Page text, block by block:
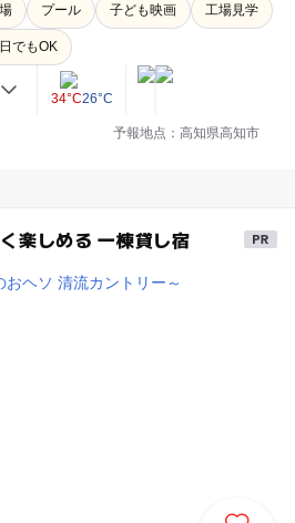
プール 子ども映画 工場見学
でもOK
34°C26°C
予報地点：高知県高知市
楽しめる 一棟貸し宿